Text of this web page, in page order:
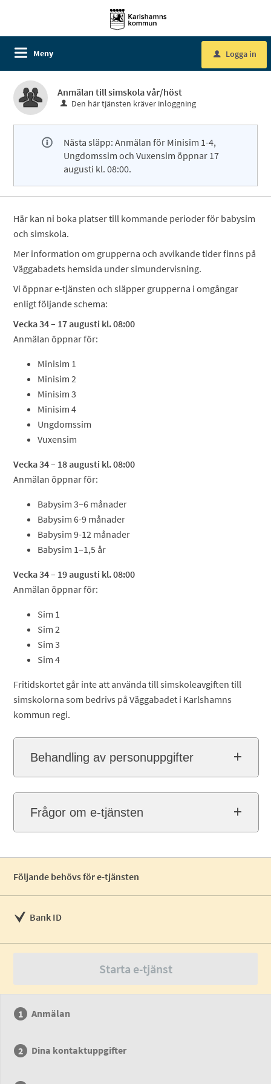
Meny u Logga in
Anmälan till simskola vår/höst
Den här tjänsten kräver inloggning
Nästa släpp: Anmälan för Minisim 1-4,
Ungdomssim och Vuxensim öppnar 17
augusti kl. 08:00.
Här kan ni boka platser till kommande perioder för babysim
och simskola.
Mer information om grupperna och avvikande tider finns på
Väggabadets hemsida under simundervisning.
Vi öppnar e-tjänsten och släpper grupperna i omgångar
enligt följande schema:
Vecka 34 – 17 augusti kl. 08:00
Anmälan öppnar för:
Minisim 1
Minisim 2
Minisim 3
Minisim 4
Ungdomssim
Vuxensim
Vecka 34 – 18 augusti kl. 08:00
Anmälan öppnar för:
Babysim 3–6 månader
Babysim 6-9 månader
Babysim 9-12 månader
Babysim 1–1,5 år
Vecka 34 – 19 augusti kl. 08:00
Anmälan öppnar för:
Sim 1
Sim 2
Sim 3
Sim 4
Fritidskortet går inte att använda till simskoleavgiften till
simskolorna som bedrivs på Väggabadet i Karlshamns
kommun regi.
Behandling av personuppgifter
Frågor om e-tjänsten
Följande behövs för e-tjänsten
Bank ID
Starta e-tjänst
Anmälan
Dina kontaktuppgifter